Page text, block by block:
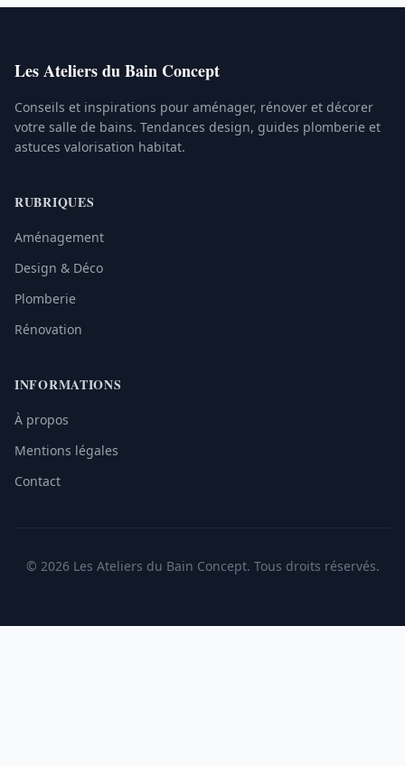
Les Ateliers du Bain Concept
Conseils et inspirations pour aménager, rénover et décorer
votre salle de bains. Tendances design, guides plomberie et
astuces valorisation habitat.
RUBRIQUES
Aménagement
Design & Déco
Plomberie
Rénovation
INFORMATIONS
À propos
Mentions légales
Contact
© 2026 Les Ateliers du Bain Concept. Tous droits réservés.